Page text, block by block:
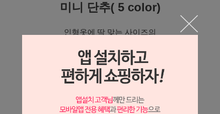
미니 단추( 5 color)
인형옷에 딱 맞는 사이즈의
미니 단추입니다
5가지 색상이 준비되어 있으니